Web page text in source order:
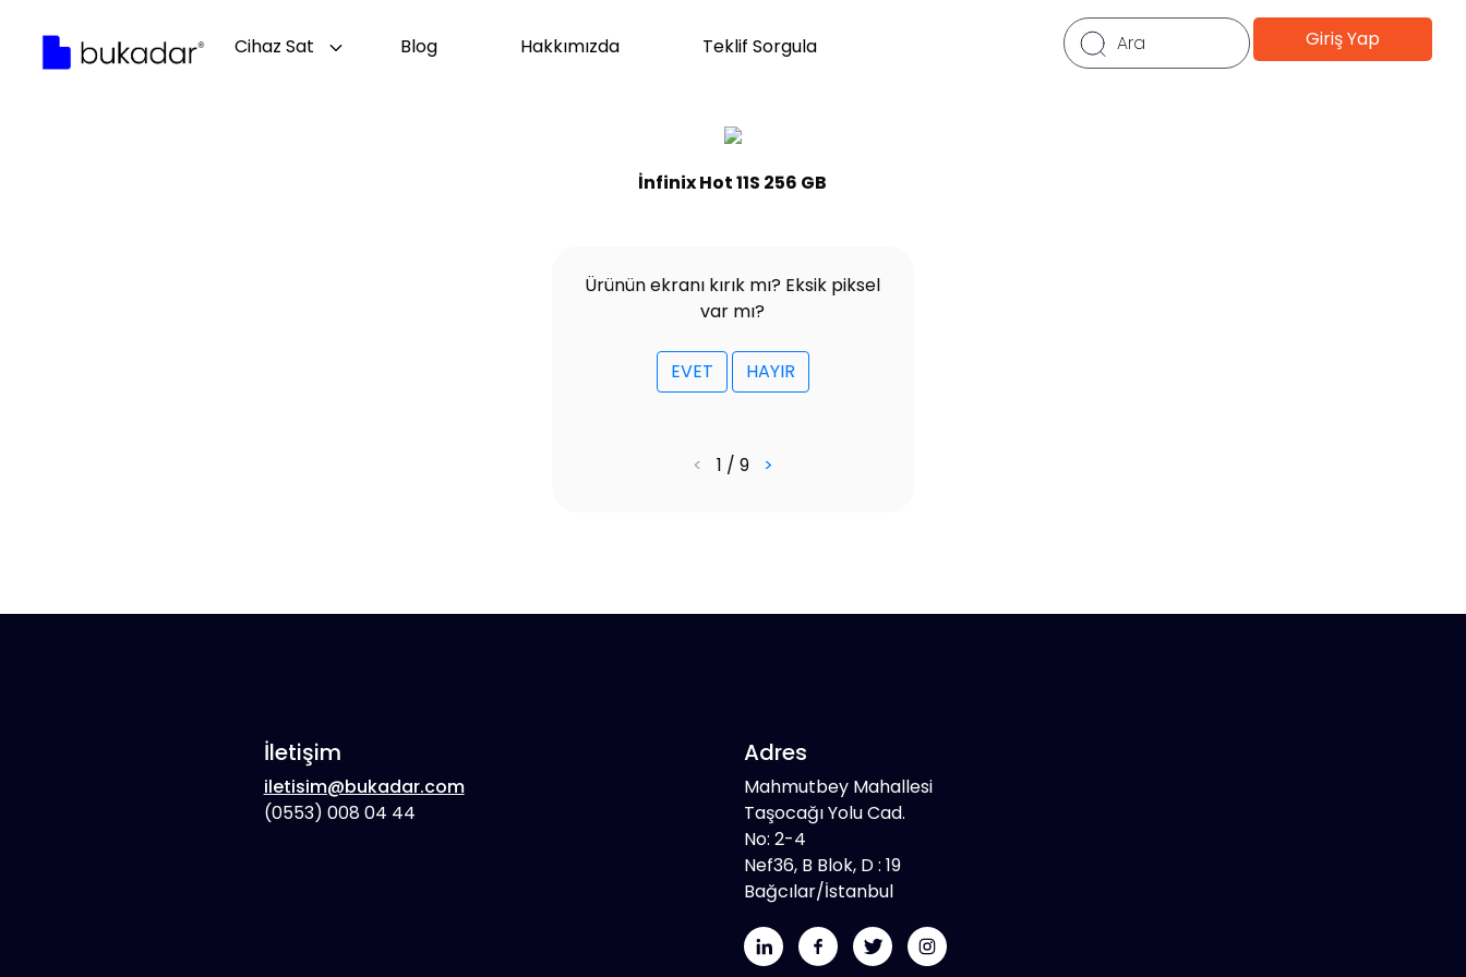
Cihaz Sat Blog Hakkımızda Teklif Sorgula Giriş Yap
İnfinix Hot 11S 256 GB
Ürünün ekranı kırık mı? Eksik piksel
var mı?
EVET HAYIR
< 1 / 9 >
İletişim
iletisim@bukadar.com
(0553) 008 04 44
Adres
Mahmutbey Mahallesi
Taşocağı Yolu Cad.
No: 2-4
Nef36, B Blok, D : 19
Bağcılar/İstanbul